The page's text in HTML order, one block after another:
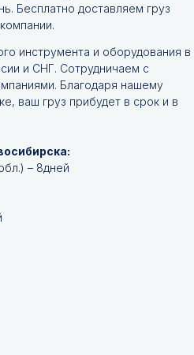
Бесплатно доставляем груз
инструмента и оборудования в
и СНГ. Сотрудничаем с
Благодаря нашему
ваш груз прибудет в срок и в
– 8дней